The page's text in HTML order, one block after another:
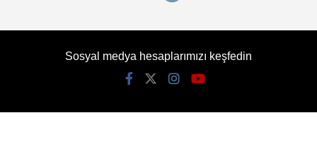
Sosyal medya hesaplarımızı keşfedin